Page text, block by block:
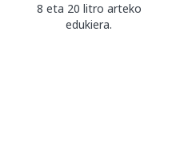
8 eta 20 litro arteko
edukiera.